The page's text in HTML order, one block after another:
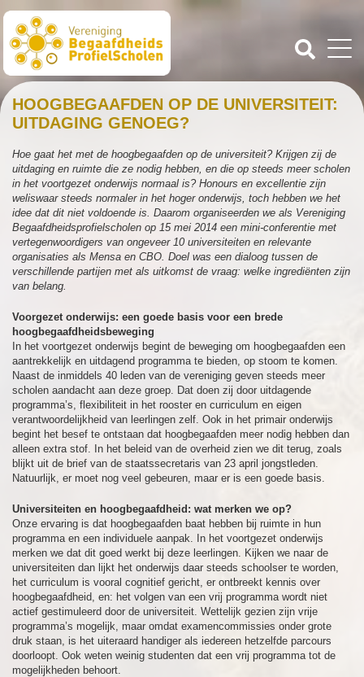
HOOGBEGAAFDEN OP DE UNIVERSITEIT:
UITDAGING GENOEG?
Hoe gaat het met de hoogbegaafden op de universiteit? Krijgen zij de
uitdaging en ruimte die ze nodig hebben, en die op steeds meer scholen
in het voortgezet onderwijs normaal is? Honours en excellentie zijn
weliswaar steeds normaler in het hoger onderwijs, toch hebben we het
idee dat dit niet voldoende is. Daarom organiseerden we als Vereniging
Begaafdheidsprofielscholen op 15 mei 2014 een mini-conferentie met
vertegenwoordigers van ongeveer 10 universiteiten en relevante
organisaties als Mensa en CBO. Doel was een dialoog tussen de
verschillende partijen met als uitkomst de vraag: welke ingrediënten zijn
van belang.
Voorgezet onderwijs: een goede basis voor een brede
hoogbegaafdheidsbeweging
In het voortgezet onderwijs begint de beweging om hoogbegaafden een
aantrekkelijk en uitdagend programma te bieden, op stoom te komen.
Naast de inmiddels 40 leden van de vereniging geven steeds meer
scholen aandacht aan deze groep. Dat doen zij door uitdagende
programma’s, flexibiliteit in het rooster en curriculum en eigen
verantwoordelijkheid van leerlingen zelf. Ook in het primair onderwijs
begint het besef te ontstaan dat hoogbegaafden meer nodig hebben dan
alleen extra stof. In het beleid van de overheid zien we dit terug, zoals
blijkt uit de brief van de staatssecretaris van 23 april jongstleden.
Natuurlijk, er moet nog veel gebeuren, maar er is een goede basis.
Universiteiten en hoogbegaafdheid: wat merken we op?
Onze ervaring is dat hoogbegaafden baat hebben bij ruimte in hun
programma en een individuele aanpak. In het voortgezet onderwijs
merken we dat dit goed werkt bij deze leerlingen. Kijken we naar de
universiteiten dan lijkt het onderwijs daar steeds schoolser te worden,
het curriculum is vooral cognitief gericht, er ontbreekt kennis over
hoogbegaafdheid, en: het volgen van een vrij programma wordt niet
actief gestimuleerd door de universiteit. Wettelijk gezien zijn vrije
programma’s mogelijk, maar omdat examencommissies onder grote
druk staan, is het uiteraard handiger als iedereen hetzelfde parcours
doorloopt. Ook weten weinig studenten dat een vrij programma tot de
mogelijkheden behoort.